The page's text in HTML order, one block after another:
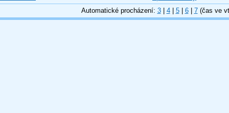
Automatické procházení: 3| 4| 5| 6| 7(čas ve